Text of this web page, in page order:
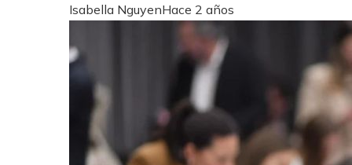
Isabella NguyenHace 2 años